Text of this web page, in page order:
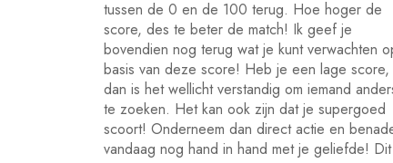
tussen de 0 en de 100 terug. Hoe hoger de
score, des te beter de match! Ik geef je
bovendien nog terug wat je kunt verwachten
basis van deze score! Heb je een lage score,
dan is het wellicht verstandig om iemand
te zoeken. Het kan ook zijn dat je supergoed
scoort! Onderneem dan direct actie en
vandaag nog hand in hand met je geliefde!